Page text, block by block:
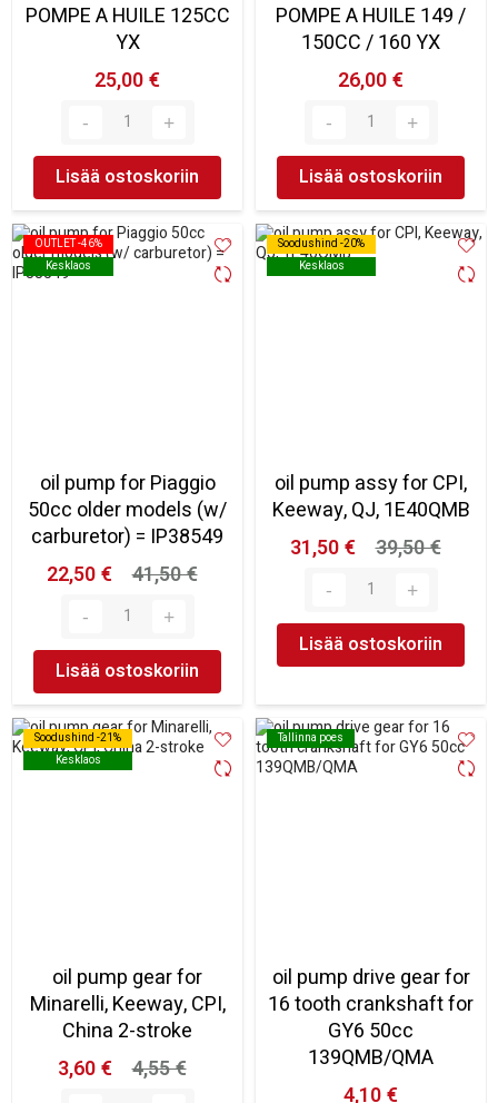
POMPE A HUILE 125CC
YX
25,00 €
Lisää ostoskoriin
POMPE A HUILE 149 /
150CC / 160 YX
26,00 €
Lisää ostoskoriin
OUTLET -46%
Kesklaos
OUTLET -46%
Kesklaos
oil pump for Piaggio
50cc older models (w/
carburetor) = IP38549
22,50 €
41,50 €
Lisää ostoskoriin
Soodushind -20%
Kesklaos
Soodushind -20%
Kesklaos
oil pump assy for CPI,
Keeway, QJ, 1E40QMB
31,50 €
39,50 €
Lisää ostoskoriin
Soodushind -21%
Kesklaos
Soodushind -21%
Kesklaos
oil pump gear for
Minarelli, Keeway, CPI,
China 2-stroke
3,60 €
4,55 €
Tallinna poes
Tallinna poes
oil pump drive gear for
16 tooth crankshaft for
GY6 50cc
139QMB/QMA
4,10 €